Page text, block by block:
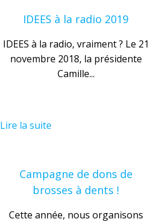
IDEES à la radio 2019
IDEES à la radio, vraiment ? Le 21
novembre 2018, la présidente
Camille...
Lire la suite
Campagne de dons de
brosses à dents !
Cette année, nous organisons